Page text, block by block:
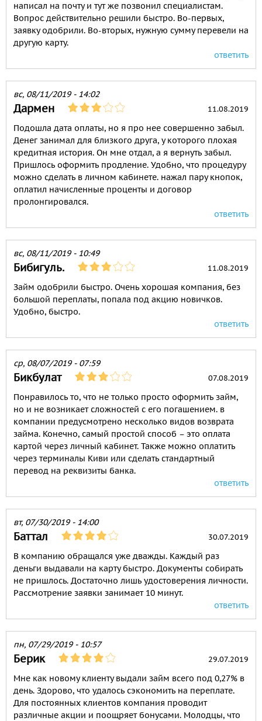
написал на почту и тут же позвонил специалистам.
Вопрос действительно решили быстро. Во-первых,
заявку одобрили. Во-вторых, нужную сумму перевели на
другую карту.
ответить
вс, 08/11/2019 - 14:02
Дармен 11.08.2019
Подошла дата оплаты, но я про нее совершенно забыл.
Денег занимал для близкого друга, у которого плохая
кредитная история. Он мне отдал, а я вернуть забыл.
Пришлось оформить продление. Удобно, что процедуру
можно сделать в личном кабинете. нажал пару кнопок,
оплатил начисленные проценты и договор
пролонгировался.
ответить
вс, 08/11/2019 - 10:49
Бибигуль. 11.08.2019
Займ одобрили быстро. Очень хорошая компания, без
большой переплаты, попала под акцию новичков.
Удобно, быстро.
ответить
ср, 08/07/2019 - 07:59
Бикбулат 07.08.2019
Понравилось то, что не только просто оформить займ,
но и не возникает сложностей с его погашением. в
компании предусмотрено несколько видов возврата
займа. Конечно, самый простой способ – это оплата
картой через личный кабинет. Также можно оплатить
через терминалы Киви или сделать стандартный
перевод на реквизиты банка.
ответить
вт, 07/30/2019 - 14:00
Баттал 30.07.2019
В компанию обращался уже дважды. Каждый раз
деньги выдавали на карту быстро. Документы собирать
не пришлось. Достаточно лишь удостоверения личности.
Рассмотрение заявки занимает 10 минут.
ответить
пн, 07/29/2019 - 10:57
Берик 29.07.2019
Мне как новому клиенту выдали займ всего под 0,27% в
день. Здорово, что удалось сэкономить на переплате.
Для постоянных клиентов компания проводит
различные акции и поощряет бонусами. Молодцы, что